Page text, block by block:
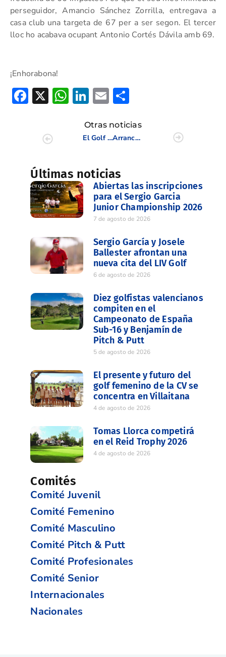
perseguidor, Amancio Sánchez Zorrilla, entregava a
casa club una targeta de 67 per a ser segon. El tercer
lloc ho acabava ocupant Antonio Cortés Dávila amb 69.
¡Enhorabona!
Facebook
X WhatsApp
LinkedIn
Email
Otras noticias
El Golf Juvenil triunfa en el Club de Golf Costa de Azahar
Arranca el Campeonato de España Individual Femenino
Últimas noticias
Abiertas las inscripciones
para el Sergio Garcia
Junior Championship 2026
7 de agosto de 2026
Sergio García y Josele
Ballester afrontan una
nueva cita del LIV Golf
6 de agosto de 2026
Diez golfistas valencianos
compiten en el
Campeonato de España
Sub-16 y Benjamín de
Pitch & Putt
5 de agosto de 2026
El presente y futuro del
golf femenino de la CV se
concentra en Villaitana
4 de agosto de 2026
Tomas Llorca competirá
en el Reid Trophy 2026
4 de agosto de 2026
Comités
Comité Juvenil
Comité Femenino
Comité Masculino
Comité Pitch & Putt
Comité Profesionales
Comité Senior
Internacionales
Nacionales